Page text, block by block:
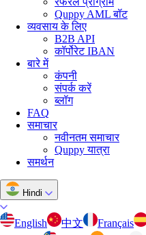
Quppy AML बॉट
व्यवसाय के लिए
B2B API
कॉर्पोरेट IBAN
बारे में
कंपनी
संपर्क करें
ब्लॉग
FAQ
समाचार
नवीनतम समाचार
Quppy यात्रा
समर्थन
Hindi
English 中文 Français